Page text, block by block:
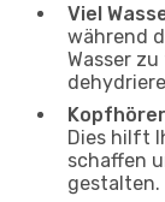
Viel
während
Wasser
Dies hilft
schaffen
gestalten.